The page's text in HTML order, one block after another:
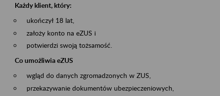
Każdy klient, który:
ukończył 18 lat,
założy konto na eZUS i
potwierdzi swoją tożsamość.
Co umożliwia eZUS
wgląd do danych zgromadzonych w ZUS,
przekazywanie dokumentów ubezpieczeniowych,